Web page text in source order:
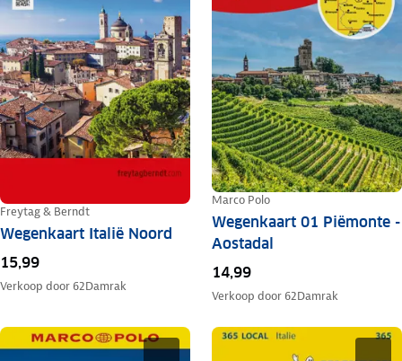
Freytag & Berndt
Wegenkaart Italië Noord
15,99
Verkoop door 62Damrak
Marco Polo
Wegenkaart 01 Piëmonte -
Aostadal
14,99
Verkoop door 62Damrak